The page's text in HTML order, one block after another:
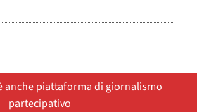
anche piattaforma di giornalismo
partecipativo